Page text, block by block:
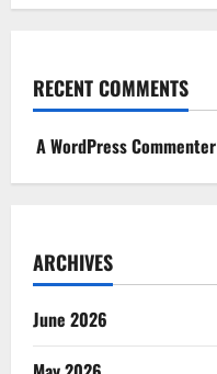
RECENT COMMENTS
A WordPress Commenter
ARCHIVES
June 2026